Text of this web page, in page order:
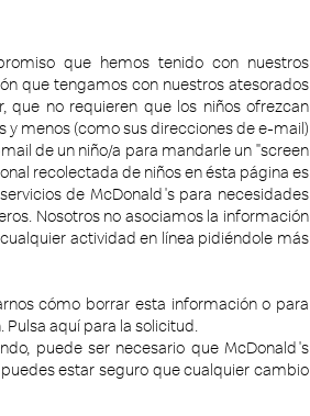
que hemos tenido con nuestros
que tengamos con nuestros atesorados
que no requieren que los niños ofrezcan
menos (como sus direcciones de e-mail)
de un niño/a para mandarle un "screen
recolectada de niños en ésta página es
de McDonald's para necesidades
Nosotros no asociamos la información
actividad en línea pidiéndole más
cómo borrar esta información o para
aquí para la solicitud.
puede ser necesario que McDonald's
estar seguro que cualquier cambio